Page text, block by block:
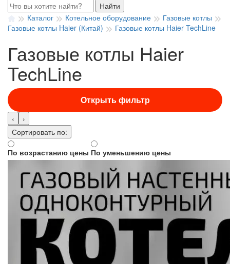
Найти
Каталог
Котельное оборудование
Газовые котлы
Газовые котлы Haier (Китай)
Газовые котлы Haier TechLine
Газовые котлы Haier
TechLine
Открыть фильтр
‹
›
Сортировать по:
По возрастанию цены По уменьшению цены